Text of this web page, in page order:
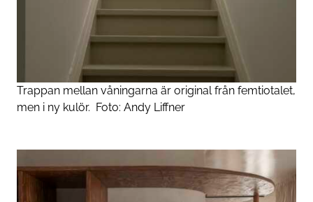
Trappan mellan våningarna är original från femtiotalet,
men i ny kulör. Foto: Andy Liffner